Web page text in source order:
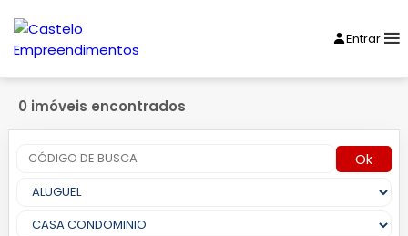
Entrar
0 imóveis encontrados
Ok